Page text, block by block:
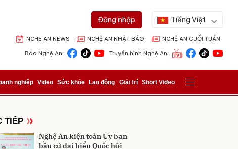
Đăng nhập Tiếng Việt
NGHE AN NEWS NGHỆ AN NHẬT BÁO NGHỆ AN CUỐI TUẦN
Báo Nghệ An: Truyền hình Nghệ An:
nghiệp Video Sức khỏe Lao động Giải trí Short Video
TIẾP
Nghệ An kiện toàn Ủy ban
bầu cử đại biểu Quốc hội